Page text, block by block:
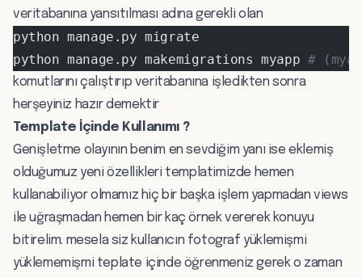
veritabanına yansıtılması adına gerekli olan
python manage.py migrate
python manage.py makemigrations myapp #
komutlarını çalıştırıp veritabanına işledikten sonra
herşeyiniz hazır demektir
Template İçinde Kullanımı ?
Genişletme olayının benim en sevdiğim yanı ise eklemiş
olduğumuz yeni özellikleri templatimizde hemen
kullanabiliyor olmamız hiç bir başka işlem yapmadan views
ile uğraşmadan hemen bir kaç örnek vererek konuyu
bitirelim. mesela siz kullanıcın fotograf yüklemişmi
yüklememişmi teplate içinde öğrenmeniz gerek o zaman